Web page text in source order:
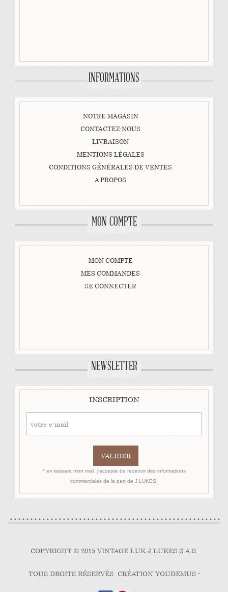
INFORMATIONS
NOTRE MAGASIN
CONTACTEZ-NOUS
LIVRAISON
MENTIONS LÉGALES
CONDITIONS GÉNÉRALES DE VENTES
A PROPOS
MON COMPTE
MON COMPTE
MES COMMANDES
SE CONNECTER
NEWSLETTER
INSCRIPTION
* en laissant mon mail, j'accepte de recevoir des informations
commerciales de la part de J LUKES.
COPYRIGHT © 2015 VINTAGE LUK J.LUKES S.A.S.
TOUS DROITS RÉSERVÉS. CRÉATION YOUDEMUS -